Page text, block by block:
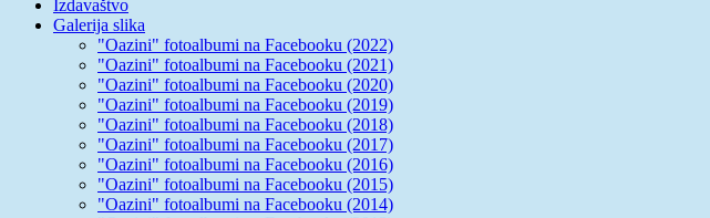
Izdavaštvo
Galerija slika
"Oazini" fotoalbumi na Facebooku (2022)
"Oazini" fotoalbumi na Facebooku (2021)
"Oazini" fotoalbumi na Facebooku (2020)
"Oazini" fotoalbumi na Facebooku (2019)
"Oazini" fotoalbumi na Facebooku (2018)
"Oazini" fotoalbumi na Facebooku (2017)
"Oazini" fotoalbumi na Facebooku (2016)
"Oazini" fotoalbumi na Facebooku (2015)
"Oazini" fotoalbumi na Facebooku (2014)